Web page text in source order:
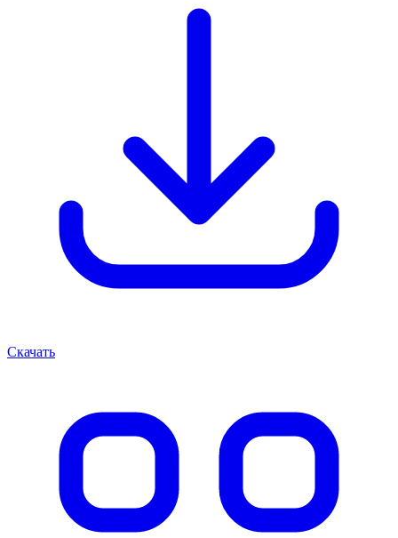
Скачать